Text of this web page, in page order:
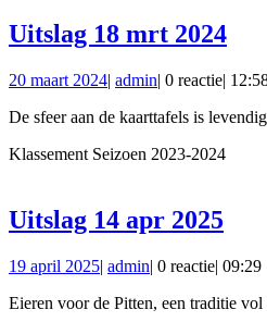
Uitslag 18 mrt 2024
mrt
20 maart 202420
2024
| adminadmin
| 0 reactie|
De sfeer aan de kaarttafels is
Klassement Seizoen 2023-2024
Uitslag 14 apr 2025
apr
19 april 202519
2025
| adminadmin
| 0 reactie| 09:29
Eieren voor de Pitten, een traditie